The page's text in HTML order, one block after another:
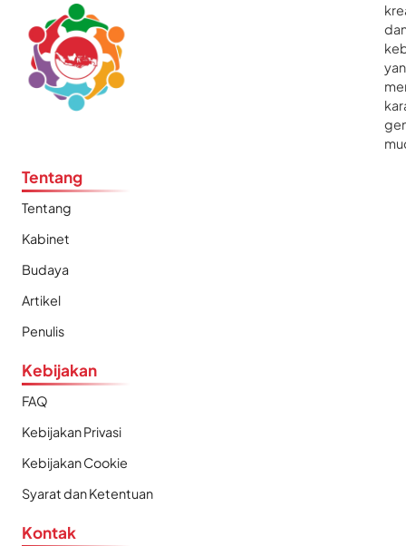
Tentang
Tentang
Kabinet
Budaya
Artikel
Penulis
Kebijakan
FAQ
Kebijakan Privasi
Kebijakan Cookie
Syarat dan Ketentuan
Kontak